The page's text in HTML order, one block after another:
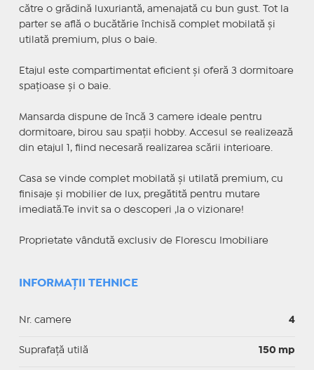
către o grădină luxuriantă, amenajată cu bun gust. Tot la
parter se află o bucătărie închisă complet mobilată și
utilată premium, plus o baie.
Etajul este compartimentat eficient și oferă 3 dormitoare
spațioase și o baie.
Mansarda dispune de încă 3 camere ideale pentru
dormitoare, birou sau spații hobby. Accesul se realizează
din etajul 1, fiind necesară realizarea scării interioare.
Casa se vinde complet mobilată și utilată premium, cu
finisaje și mobilier de lux, pregătită pentru mutare
imediată.Te invit sa o descoperi ,la o vizionare!
Proprietate vândută exclusiv de Florescu Imobiliare
INFORMAȚII TEHNICE
Nr. camere 4
Suprafaţă utilă 150 mp